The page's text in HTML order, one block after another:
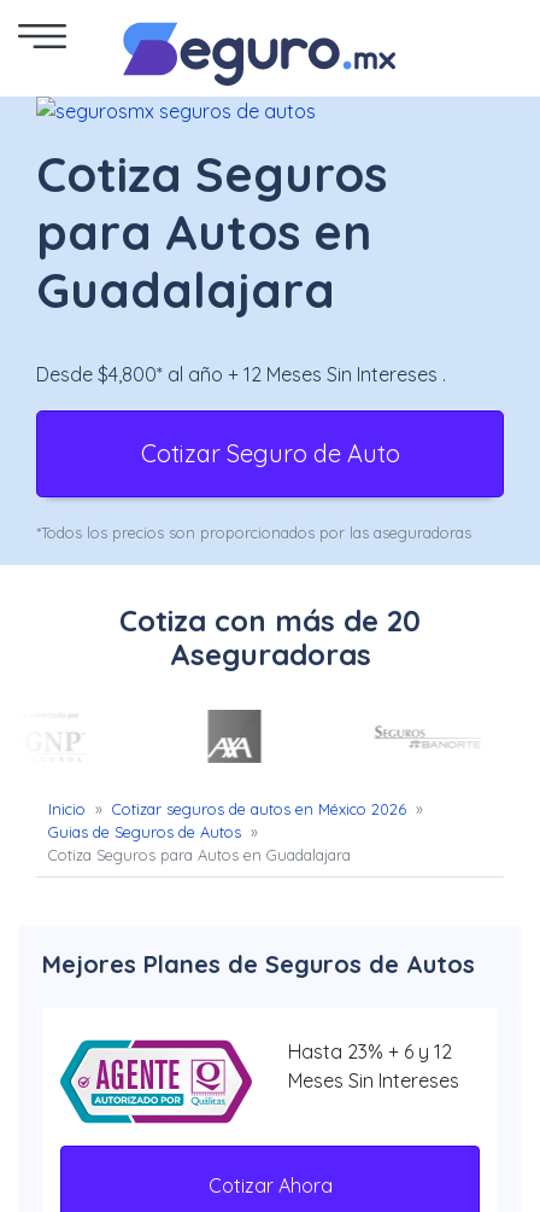
Seguro
de
Autos
Seguro
para
Motos
Cotizar
Seguro
para
Uber
Chofer
Seguro
de
Gastos
Médicos
Cotiza Seguros
para Autos en
Guadalajara
Desde $4,800* al año + 12 Meses Sin Intereses .
Cotizar Seguro de Auto
*Todos los precios son proporcionados por las aseguradoras
Cotiza con más de 20
Aseguradoras
Inicio » Cotizar seguros de autos en México 2026 »
Guias de Seguros de Autos »
Cotiza Seguros para Autos en Guadalajara
Mejores Planes de Seguros de Autos
Hasta 23% + 6 y 12
Meses Sin Intereses
Cotizar Ahora